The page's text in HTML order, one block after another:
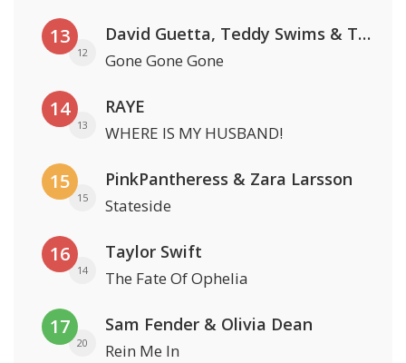
13
12
David Guetta, Teddy Swims & Tones And I
Gone Gone Gone
14
13
RAYE
WHERE IS MY HUSBAND!
15
15
PinkPantheress & Zara Larsson
Stateside
16
14
Taylor Swift
The Fate Of Ophelia
17
20
Sam Fender & Olivia Dean
Rein Me In